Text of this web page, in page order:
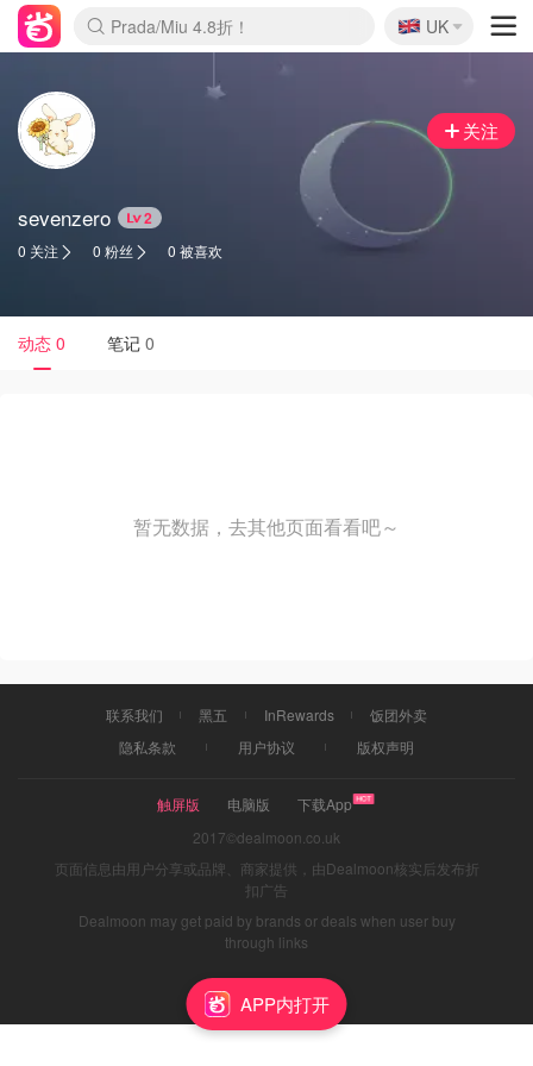
Prada/Miu 4.8折！
🇬🇧
UK
关注
sevenzero 2
0 关注 0 粉丝 0 被喜欢
动态 0 笔记 0
暂无数据，去其他页面看看吧～
APP内打开
联系我们 黑五 InRewards
饭团外卖
隐私条款
用户协议 版权声明
触屏版 电脑版
下载App
2017©dealmoon.co.uk
页面信息由用户分享或品牌、商家提供，由Dealmoon核实后发布折
扣广告
Dealmoon may get paid by brands or deals when user buy
through links